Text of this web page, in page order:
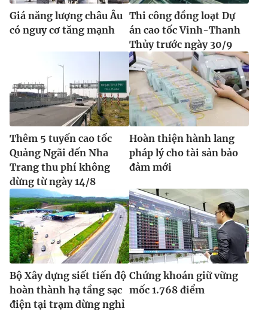
Giá năng lượng châu Âu
có nguy cơ tăng mạnh
Thi công đồng loạt Dự
án cao tốc Vinh-Thanh
Thủy trước ngày 30/9
Thêm 5 tuyến cao tốc
Quảng Ngãi đến Nha
Trang thu phí không
dừng từ ngày 14/8
Hoàn thiện hành lang
pháp lý cho tài sản bảo
đảm mới
Bộ Xây dựng siết tiến độ
hoàn thành hạ tầng sạc
điện tại trạm dừng nghỉ
Chứng khoán giữ vững
mốc 1.768 điểm